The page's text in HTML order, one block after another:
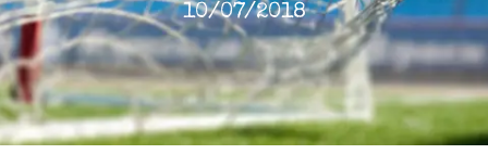
10/07/2018